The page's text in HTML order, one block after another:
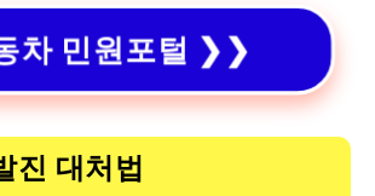
차 민원포털 ❯❯
진 대처법